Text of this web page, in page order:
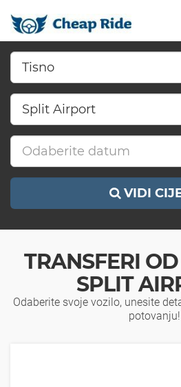
VIDI
TRANSFERI
SPLIT
Odaberite svoje vozilo, unesite
potovanju!